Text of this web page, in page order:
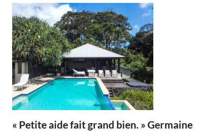
« Petite aide fait grand bien. » Germaine